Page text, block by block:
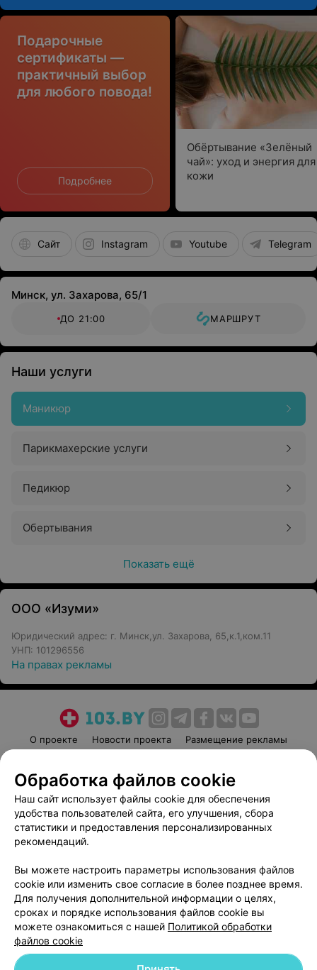
Подарочные
сертификаты —
практичный выбор
для любого повода!
Подробнее
Обёртывание «Зелёный
чай»: уход и энергия для
кожи
Сайт Instagram Youtube Telegram
Минск, ул. Захарова, 65/1
ДО 21:00 МАРШРУТ
Наши услуги
Маникюр
Парикмахерские услуги
Педикюр
Обертывания
Показать ещё
ООО «Изуми»
Юридический адрес: г. Минск,ул. Захарова, 65,к.1,ком.11
УНП: 101296556
На правах рекламы
О проекте Новости проекта
Размещение рекламы
Пользовательское соглашение
Способы оплаты
Вакансии
Партнеры
Написать руководителю 103.by
Обработка персональных данных
Обработка файлов cookie
Наш сайт использует файлы cookie для обеспечения
удобства пользователей сайта, его улучшения, сбора
статистики и предоставления персонализированных
рекомендаций.
Вы можете настроить параметры использования файлов
cookie или изменить свое согласие в более позднее время.
Для получения дополнительной информации о целях,
сроках и порядке использования файлов cookie вы
можете ознакомиться с нашей Политикой обработки
файлов cookie